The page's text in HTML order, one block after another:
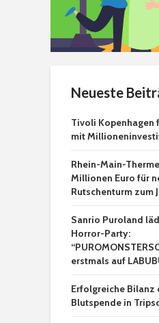
Neueste
Tivoli Kopenhagen
mit
Rhein-Main-
Millionen Euro für
Rutschenturm zum
Sanrio Puroland
Horror-Party:
erstmals auf
Erfolgreiche Bilanz
Blutspende in